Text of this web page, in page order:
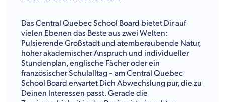
Das Central Quebec School Board bietet Dir auf
vielen Ebenen das Beste aus zwei Welten:
Pulsierende Großstadt und atemberaubende Natur,
hoher akademischer Anspruch und individueller
Stundenplan, englische Fächer oder ein
französischer Schulalltag – am Central Quebec
School Board erwartet Dich Abwechslung pur, die zu
Deinen Interessen passt. Gerade die